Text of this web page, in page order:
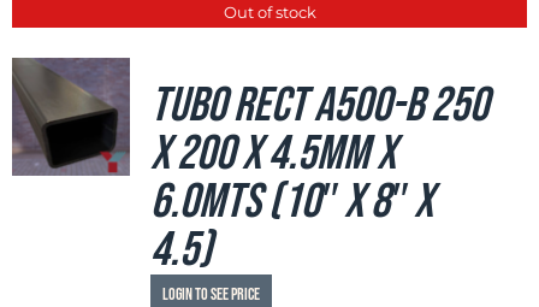
Out of stock
Tubo Rect A500-B 250
x 200 x 4.5mm x
6.0mts (10″ x 8″ x
4.5)
Login to see price